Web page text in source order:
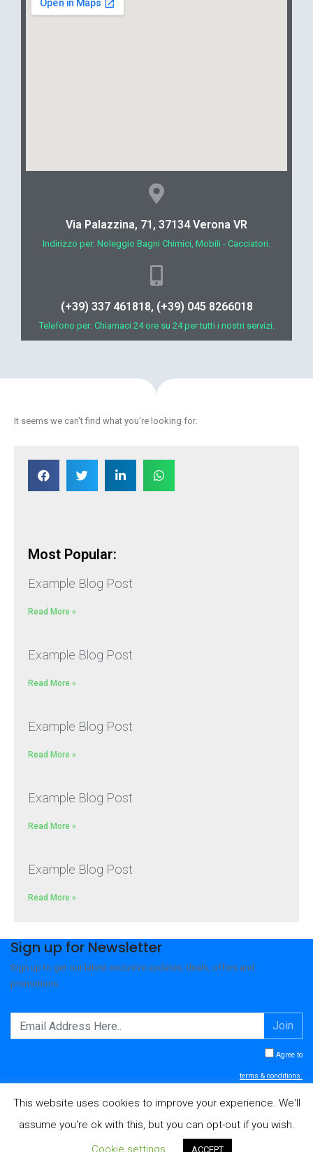
Via Palazzina, 71, 37134 Verona VR
Indirizzo per: Noleggio Bagni Chimici, Mobili - Cacciatori.
(+39) 337 461818, (+39) 045 8266018
Telefono per: Chiamaci 24 ore su 24 per tutti i nostri servizi.
It seems we can't find what you're looking for.
Most Popular:
Example Blog Post
Read More »
Example Blog Post
Read More »
Example Blog Post
Read More »
Example Blog Post
Read More »
Example Blog Post
Read More »
Sign up for Newsletter
Sign up to get our latest exclusive updates, deals, offers and
promotions.
Join
Agree to
terms & conditions.
© 2026 - NOLEGGIO BAGNI VERONA
This website uses cookies to improve your experience. We'll
assume you're ok with this, but you can opt-out if you wish.
Cookie settings
ACCEPT